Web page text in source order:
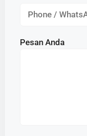
Pesan Anda